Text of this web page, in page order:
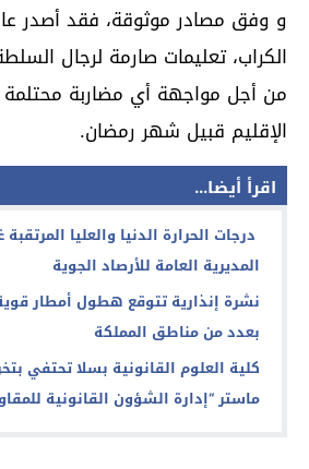
و وفق مصادر موثوقة، فقد أصدر
الكراب، تعليمات صارمة لرجال
من أجل مواجهة أي مضاربة
الإقليم قبيل شهر رمضان.
اقرأ أيضا...
درجات الحرارة الدنيا والعليا
المديرية العامة للأرصاد الجوية
نشرة إنذارية تتوقع هطول أمطار قوية
بعدد من مناطق المملكة
كلية العلوم القانونية بسلا تحتفي
ماستر “إدارة الشؤون القانونية